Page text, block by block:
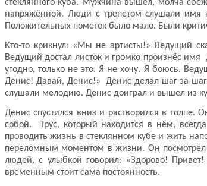
стеклянного куба. Мужчина вышел, молча
напряжённой. Люди с трепетом слушали имя
Положительных пометок было мало. Были
Кто-то крикнул: «Мы не артисты!» Ведущий
Ведущий достал листок и громко произнёс
угодно, только не это. Я не хочу. Я боюсь.
Денис! Давай, Денис!» Денис делал шаг за
слушали мелодию. Денис доиграл и вышел из
Денис спустился вниз и растворился в
собой. Трус, который находится в нём,
проводить жизнь в стеклянном кубе и жить
переломным моментом в жизни. Он посмотрел
людей, с улыбкой говорил: «Здорово!
временным стоит сама постоянность.